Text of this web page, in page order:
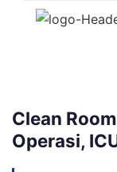
Clean
Operasi,